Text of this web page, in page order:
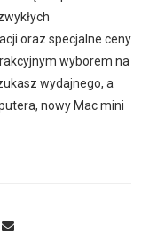
oraz specjalne ceny
wyborem na
wydajnego, a
nowy Mac mini